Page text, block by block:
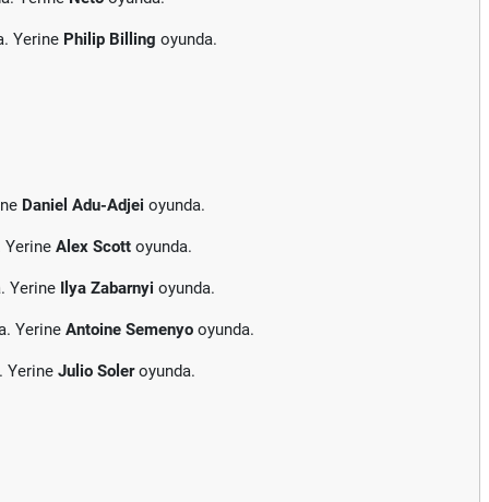
Yerine Philip Billing oyunda.
Daniel Adu-Adjei oyunda.
Yerine Alex Scott oyunda.
Yerine Ilya Zabarnyi oyunda.
Yerine Antoine Semenyo oyunda.
Yerine Julio Soleroyunda.